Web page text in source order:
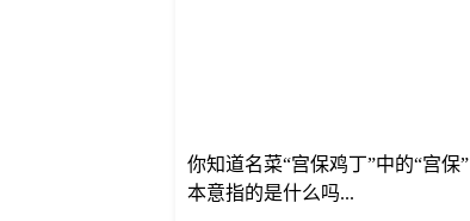
你知道名菜“宫保鸡丁”中的“宫保”
本意指的是什么吗...